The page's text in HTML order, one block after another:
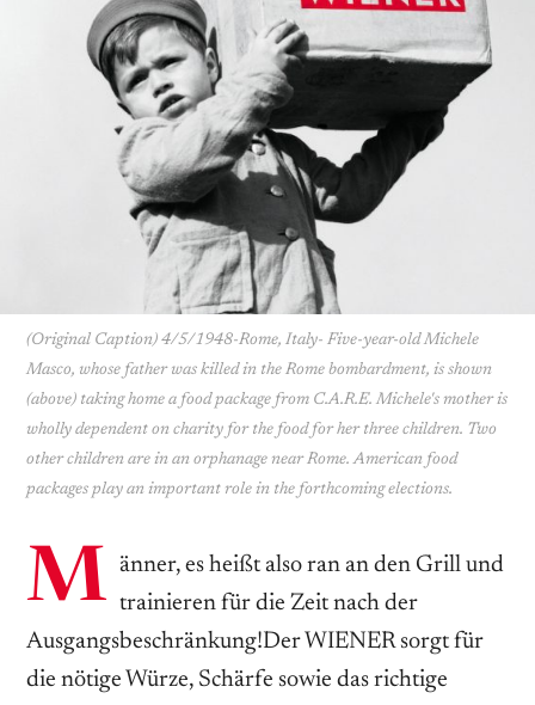
(Original Caption) 4/5/1948-Rome, Italy- Five-year-old Michele
Masco, whose father was killed in the Rome bombardment, is shown
(above) taking home a food package from C.A.R.E. Michele's mother is
wholly dependent on charity for the food for her three children. Two
other children are in an orphanage near Rome. American food
packages play an important role in the forthcoming elections.
M änner, es heißt also ran an den Grill und
trainieren für die Zeit nach der
Ausgangsbeschränkung!Der WIENER sorgt für
die nötige Würze, Schärfe sowie das richtige